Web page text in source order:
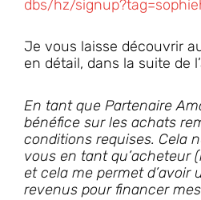
dbs/hz/
Je vous laisse découvrir
en détail, dans la suite de
En tant que Partenaire
bénéfice sur les achats
conditions requises. Cela
vous en tant qu’acheteur
et cela me permet d’avoir
revenus pour financer